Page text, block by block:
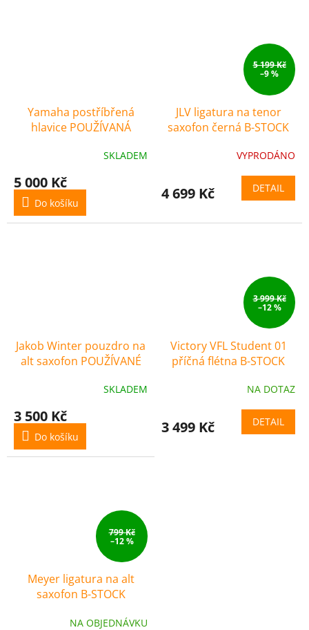
Yamaha postříbřená
hlavice POUŽÍVANÁ
SKLADEM
5 000 Kč
Do košíku
5 199 Kč
–9 %
JLV ligatura na tenor
saxofon černá B-STOCK
VYPRODÁNO
4 699 Kč DETAIL
Jakob Winter pouzdro na
alt saxofon POUŽÍVANÉ
SKLADEM
3 500 Kč
Do košíku
3 999 Kč
–12 %
Victory VFL Student 01
příčná flétna B-STOCK
NA DOTAZ
3 499 Kč DETAIL
799 Kč
–12 %
Meyer ligatura na alt
saxofon B-STOCK
NA OBJEDNÁVKU